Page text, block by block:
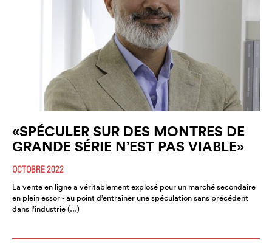
«SPÉCULER SUR DES MONTRES DE
GRANDE SÉRIE N’EST PAS VIABLE»
OCTOBRE 2022
La vente en ligne a véritablement explosé pour un marché secondaire
en plein essor - au point d’entraîner une spéculation sans précédent
dans l’industrie (…)